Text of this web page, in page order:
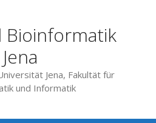
Bioinformatik
Jena
Jena, Fakultät für
und Informatik